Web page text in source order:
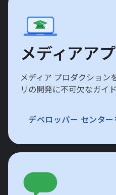
メディアア
メディア プロダクショ
リの開発に不可欠なガイド
デベロッパー センター